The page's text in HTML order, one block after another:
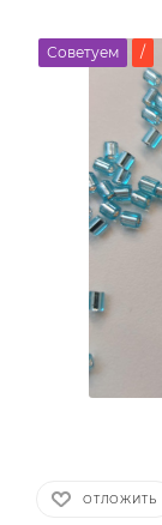
Советуем /
ОТЛОЖИТЬ